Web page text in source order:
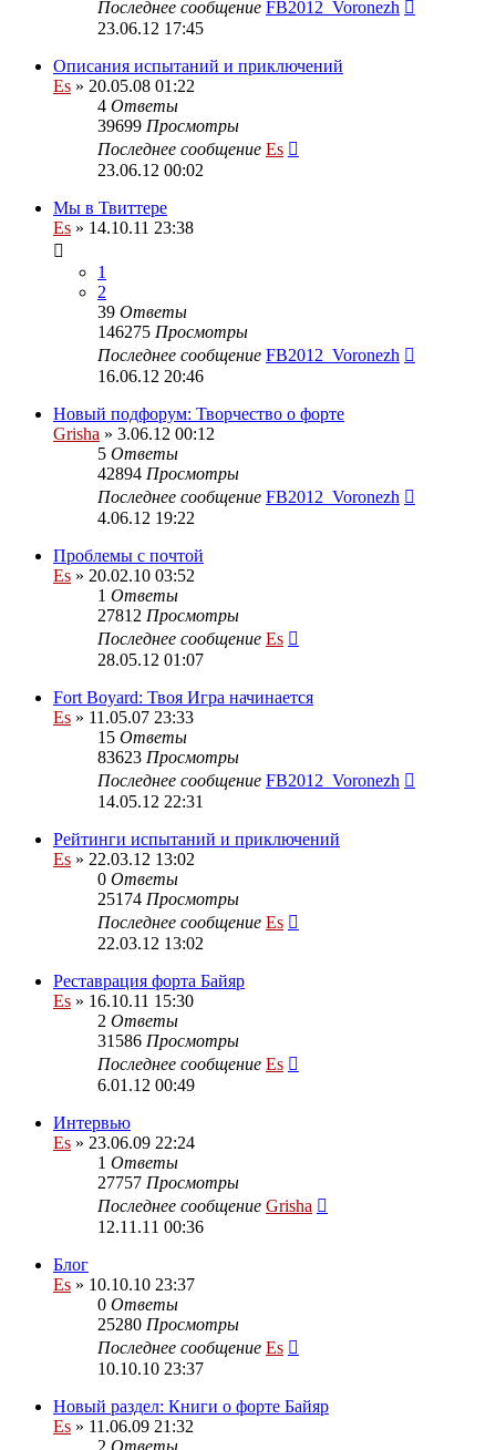
Последнее сообщение FB2012_Voronezh
23.06.12 17:45
Описания испытаний и приключений
Es » 20.05.08 01:22
4 Ответы
39699 Просмотры
Последнее сообщение Es
23.06.12 00:02
Мы в Твиттере
Es » 14.10.11 23:38
1
2
39 Ответы
146275 Просмотры
Последнее сообщение FB2012_Voronezh
16.06.12 20:46
Новый подфорум: Творчество о форте
Grisha » 3.06.12 00:12
5 Ответы
42894 Просмотры
Последнее сообщение FB2012_Voronezh
4.06.12 19:22
Проблемы с почтой
Es » 20.02.10 03:52
1 Ответы
27812 Просмотры
Последнее сообщение Es
28.05.12 01:07
Fort Boyard: Твоя Игра начинается
Es » 11.05.07 23:33
15 Ответы
83623 Просмотры
Последнее сообщение FB2012_Voronezh
14.05.12 22:31
Рейтинги испытаний и приключений
Es » 22.03.12 13:02
0 Ответы
25174 Просмотры
Последнее сообщение Es
22.03.12 13:02
Реставрация форта Байяр
Es » 16.10.11 15:30
2 Ответы
31586 Просмотры
Последнее сообщение Es
6.01.12 00:49
Интервью
Es » 23.06.09 22:24
1 Ответы
27757 Просмотры
Последнее сообщение Grisha
12.11.11 00:36
Блог
Es » 10.10.10 23:37
0 Ответы
25280 Просмотры
Последнее сообщение Es
10.10.10 23:37
Новый раздел: Книги о форте Байяр
Es » 11.06.09 21:32
2 Ответы